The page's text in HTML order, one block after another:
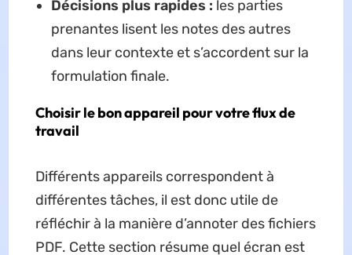
Décisions plus rapides : les parties
prenantes lisent les notes des autres
dans leur contexte et s’accordent sur la
formulation finale.
Choisir le bon appareil pour votre flux de
travail
Différents appareils correspondent à
différentes tâches, il est donc utile de
réfléchir à la manière d’annoter des fichiers
PDF. Cette section résume quel écran est